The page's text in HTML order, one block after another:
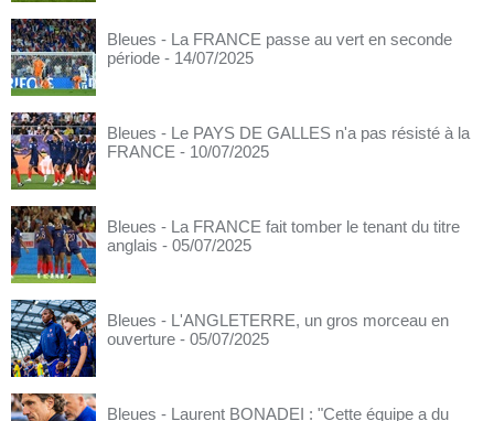
Bleues - La FRANCE passe au vert en seconde
période - 14/07/2025
Bleues - Le PAYS DE GALLES n'a pas résisté à la
FRANCE - 10/07/2025
Bleues - La FRANCE fait tomber le tenant du titre
anglais - 05/07/2025
Bleues - L'ANGLETERRE, un gros morceau en
ouverture - 05/07/2025
Bleues - Laurent BONADEI : "Cette équipe a du